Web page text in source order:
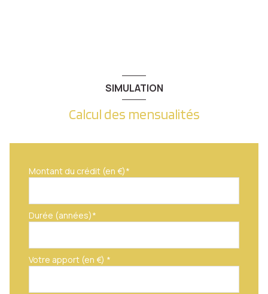
SIMULATION
Calcul des mensualités
Montant du crédit (en €)*
Durée (années)*
Votre apport (en €) *